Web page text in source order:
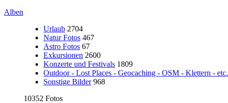
Alben
Urlaub 2704
Natur Fotos 467
Astro Fotos 67
Exkursionen 2600
Konzerte und Festivals 1809
Outdoor - Lost Places - Geocaching - OSM - Klettern - etc.
Sonstige Bilder 968
10352 Fotos